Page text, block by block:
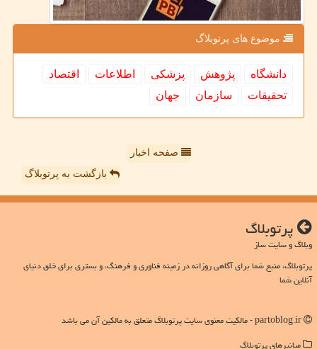
موضوع های پرتوبلاگ
دانشگاه پژوهش پزشكی اطلاعات
اقتصاد
تحقیقات
سازمان جهان
صفحه اخبار
بازگشت به پرتوبلاگ
پرتوبلاگ
وبلاگ و سایت ساز
پرتوبلاگ، منبع شما برای آگاهی روزانه در زمینه فناوری و فرهنگ، و بستری برای خلق دنیای
آنلاین شما
میانبرهای پرتوبلاگ